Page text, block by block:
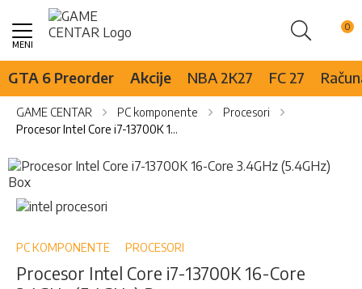
Pretraži
Skip
Content
GTA 6 Preorder Akcije NBA 2K27 FC 27
GAME CENTAR PC komponente
Procesori
Procesor Intel Core i7-13700K 16-Core 3.4GHz (5.4GHz) Box
Skip
to
the
end
the
gallery
Skip
to
beginning
the
PC KOMPONENTE PROCESORI
Procesor Intel Core i7-13700K 16-Core